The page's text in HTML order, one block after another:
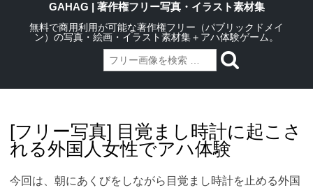
GAHAG | 著作権フリー写真・イラスト素材集
無料で商用利用が可能な著作権フリー（パブリックドメイ
ン）の写真・絵画・イラスト素材集＋アハ体験ゲーム。
content[フリー写真] 目覚まし時計に起こさ
れる外国人女性でアハ体験
今回は、朝にあくびをしながら目覚まし時計を止める外国